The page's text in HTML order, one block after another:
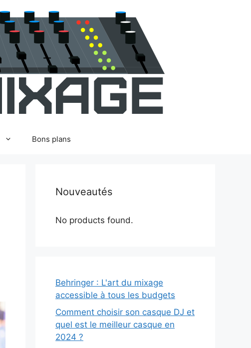
Bons plans
Nouveautés
No products found.
Behringer : L'art du mixage
accessible à tous les budgets
Comment choisir son casque DJ et
quel est le meilleur casque en
2024 ?